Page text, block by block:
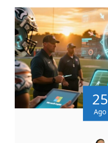
25
Ago